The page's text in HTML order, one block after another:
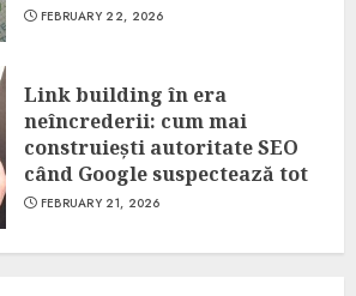
FEBRUARY 22, 2026
Link building în era
neîncrederii: cum mai
construiești autoritate SEO
când Google suspectează tot
FEBRUARY 21, 2026